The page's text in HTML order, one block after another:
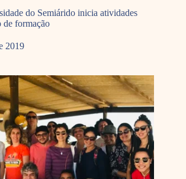
do Semiárido inicia atividades
formação
2019